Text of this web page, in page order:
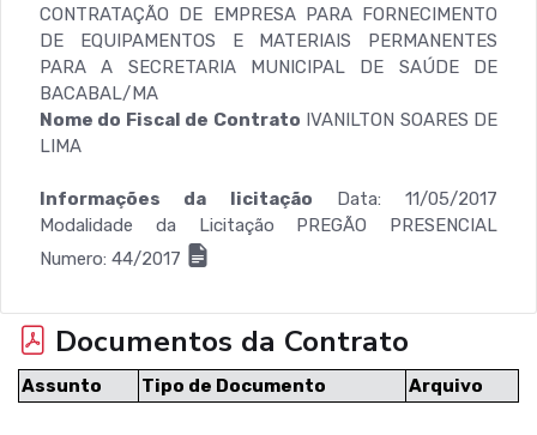
CONTRATAÇÃO DE EMPRESA PARA FORNECIMENTO
DE EQUIPAMENTOS E MATERIAIS PERMANENTES
PARA A SECRETARIA MUNICIPAL DE SAÚDE DE
BACABAL/MA
Nome do Fiscal de Contrato IVANILTON SOARES DE
LIMA
Informações da licitação Data: 11/05/2017
Modalidade da Licitação PREGÃO PRESENCIAL
Numero: 44/2017
Documentos da Contrato
Assunto Tipo de Documento Arquivo